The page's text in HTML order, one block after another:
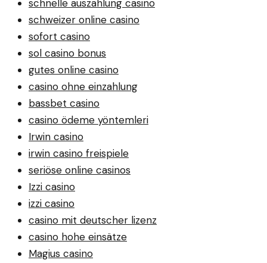
schnelle auszahlung casino
schweizer online casino
sofort casino
sol casino bonus
gutes online casino
casino ohne einzahlung
bassbet casino
casino ödeme yöntemleri
Irwin casino
irwin casino freispiele
seriöse online casinos
Izzi casino
izzi casino
casino mit deutscher lizenz
casino hohe einsätze
Magius casino